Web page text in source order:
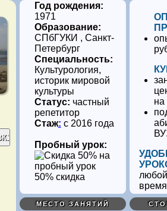
Год рождения:
1971
Образование:
СПбГУКИ , Санкт-
Петербург
Специальность:
Культурология,
историк мировой
культуры
Статус: частный
репетитор
Стаж: с 2016 года
Пробный урок:
50% скидка
на
время
МЕСТО ЗАНЯТИЙ